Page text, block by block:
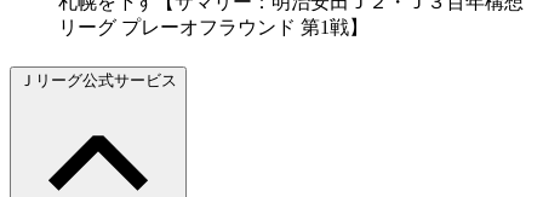
リーグ プレーオフラウンド 第1戦】
Ｊリーグ公式サービス